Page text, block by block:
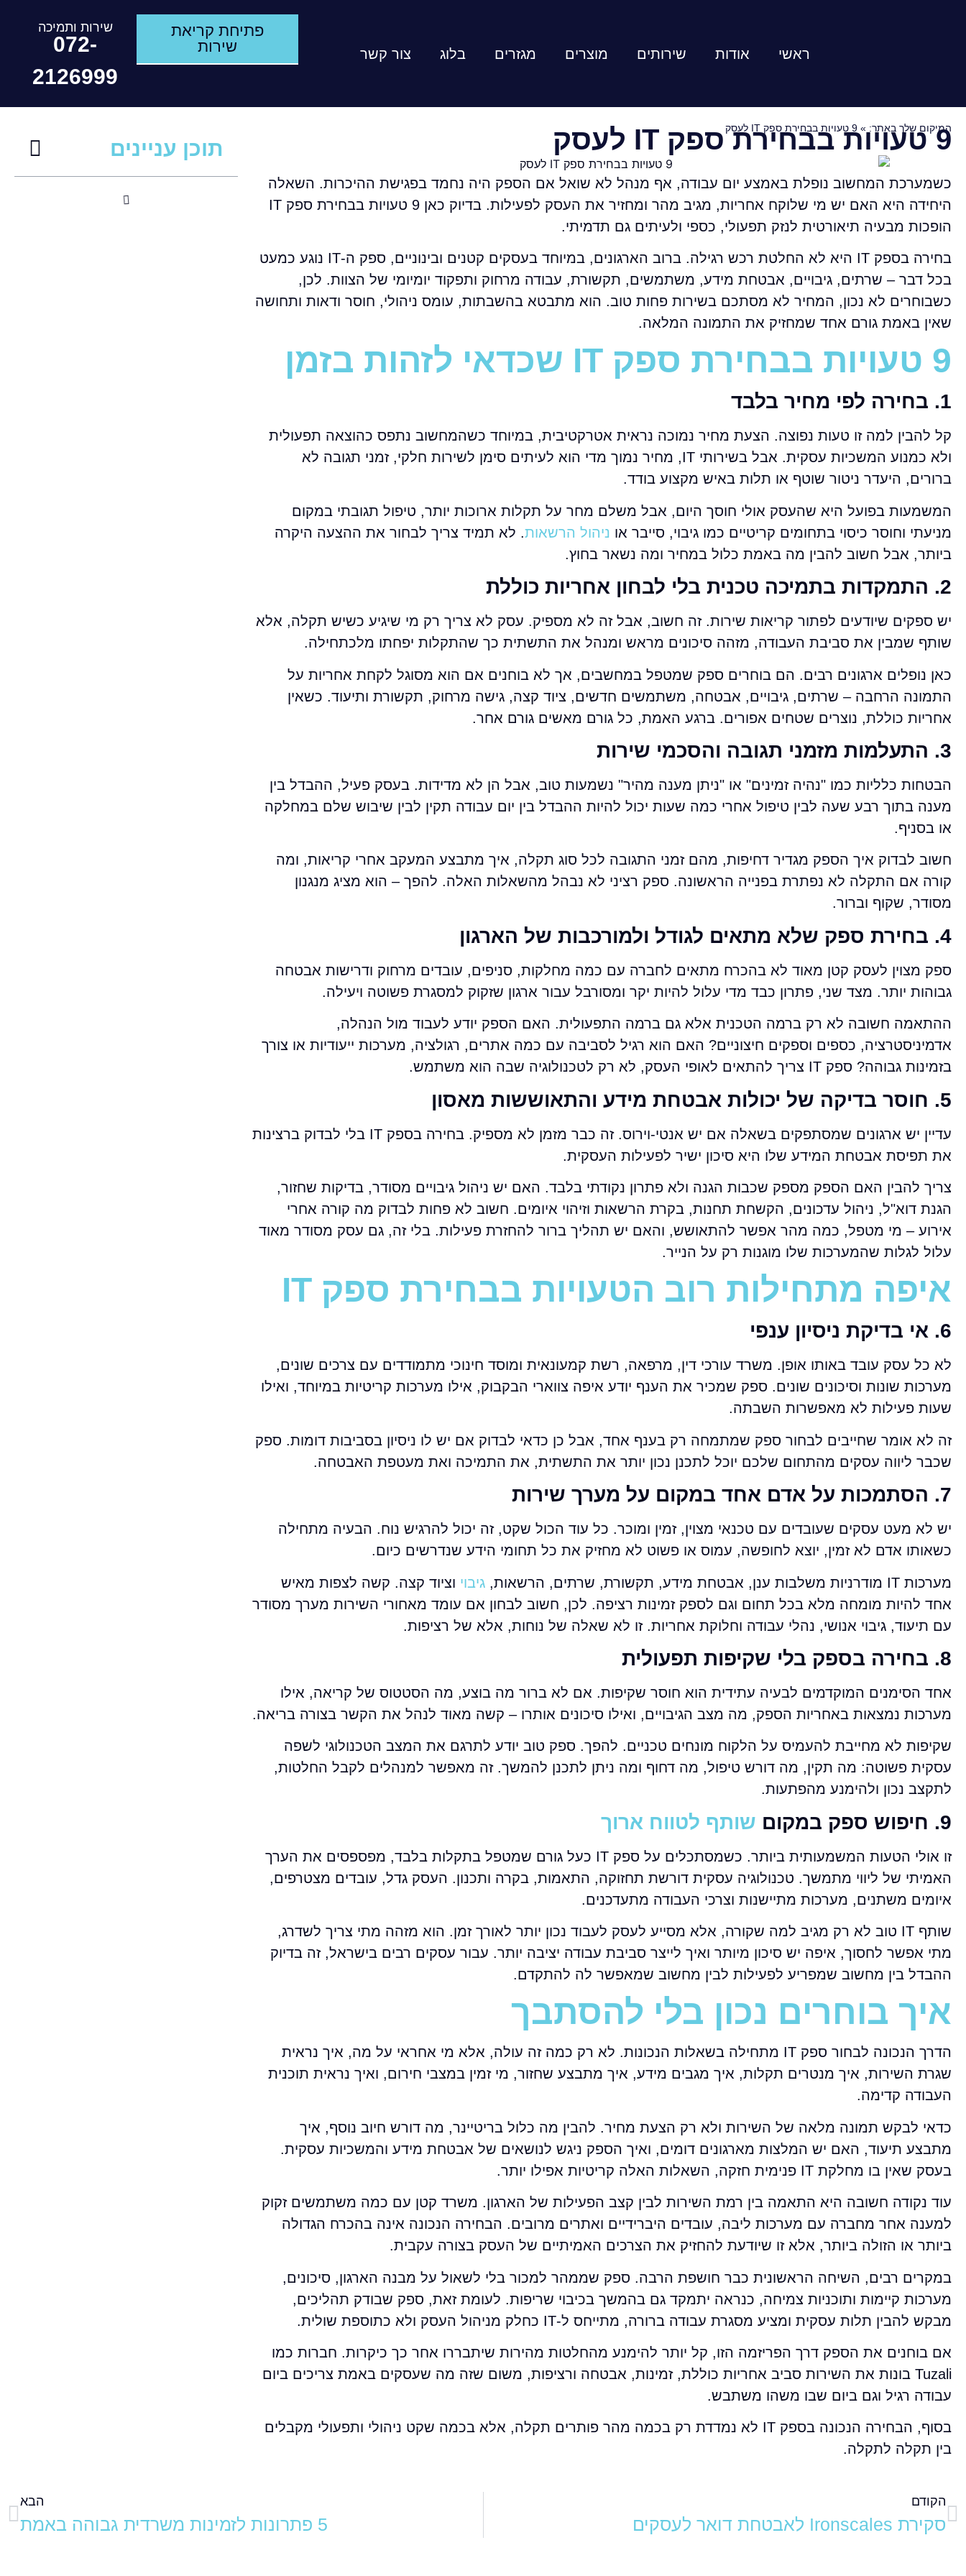
ראשי אודות שירותים מוצרים מגזרים בלוג צור קשר
פתיחת קריאת
שירות
שירות ותמיכה
072-
2126999
המיקום שלך באתר: » 9 טעויות בבחירת ספק IT לעסק 9 טעויות בבחירת ספק IT לעסק
כשמערכת המחשוב נופלת באמצע יום עבודה, אף מנהל לא שואל אם הספק היה נחמד בפגישת ההיכרות. השאלה
היחידה היא האם יש מי שלוקח אחריות, מגיב מהר ומחזיר את העסק לפעילות. בדיוק כאן 9 טעויות בבחירת ספק IT
הופכות מבעיה תיאורטית לנזק תפעולי, כספי ולעיתים גם תדמיתי.
בחירה בספק IT היא לא החלטת רכש רגילה. ברוב הארגונים, במיוחד בעסקים קטנים ובינוניים, ספק ה-IT נוגע כמעט
בכל דבר – שרתים, גיבויים, אבטחת מידע, משתמשים, תקשורת, עבודה מרחוק ותפקוד יומיומי של הצוות. לכן,
כשבוחרים לא נכון, המחיר לא מסתכם בשירות פחות טוב. הוא מתבטא בהשבתות, עומס ניהולי, חוסר ודאות ותחושה
שאין באמת גורם אחד שמחזיק את התמונה המלאה.
9 טעויות בבחירת ספק IT שכדאי לזהות בזמן
1. בחירה לפי מחיר בלבד
קל להבין למה זו טעות נפוצה. הצעת מחיר נמוכה נראית אטרקטיבית, במיוחד כשהמחשוב נתפס כהוצאה תפעולית
ולא כמנוע המשכיות עסקית. אבל בשירותי IT, מחיר נמוך מדי הוא לעיתים סימן לשירות חלקי, זמני תגובה לא
ברורים, היעדר ניטור שוטף או תלות באיש מקצוע בודד.
המשמעות בפועל היא שהעסק אולי חוסך היום, אבל משלם מחר על תקלות ארוכות יותר, טיפול תגובתי במקום
מניעתי וחוסר כיסוי בתחומים קריטיים כמו גיבוי, סייבר או ניהול הרשאות. לא תמיד צריך לבחור את ההצעה היקרה
ביותר, אבל חשוב להבין מה באמת כלול במחיר ומה נשאר בחוץ.
2. התמקדות בתמיכה טכנית בלי לבחון אחריות כוללת
יש ספקים שיודעים לפתור קריאות שירות. זה חשוב, אבל זה לא מספיק. עסק לא צריך רק מי שיגיע כשיש תקלה, אלא
שותף שמבין את סביבת העבודה, מזהה סיכונים מראש ומנהל את התשתית כך שהתקלות יפחתו מלכתחילה.
כאן נופלים ארגונים רבים. הם בוחרים ספק שמטפל במחשבים, אך לא בוחנים אם הוא מסוגל לקחת אחריות על
התמונה הרחבה – שרתים, גיבויים, אבטחה, משתמשים חדשים, ציוד קצה, גישה מרחוק, תקשורת ותיעוד. כשאין
אחריות כוללת, נוצרים שטחים אפורים. ברגע האמת, כל גורם מאשים גורם אחר.
3. התעלמות מזמני תגובה והסכמי שירות
הבטחות כלליות כמו "נהיה זמינים" או "ניתן מענה מהיר" נשמעות טוב, אבל הן לא מדידות. בעסק פעיל, ההבדל בין
מענה בתוך רבע שעה לבין טיפול אחרי כמה שעות יכול להיות ההבדל בין יום עבודה תקין לבין שיבוש שלם במחלקה
או בסניף.
חשוב לבדוק איך הספק מגדיר דחיפות, מהם זמני התגובה לכל סוג תקלה, איך מתבצע המעקב אחרי קריאות, ומה
קורה אם התקלה לא נפתרת בפנייה הראשונה. ספק רציני לא נבהל מהשאלות האלה. להפך – הוא מציג מנגנון
מסודר, שקוף וברור.
4. בחירת ספק שלא מתאים לגודל ולמורכבות של הארגון
ספק מצוין לעסק קטן מאוד לא בהכרח מתאים לחברה עם כמה מחלקות, סניפים, עובדים מרחוק ודרישות אבטחה
גבוהות יותר. מצד שני, פתרון כבד מדי עלול להיות יקר ומסורבל עבור ארגון שזקוק למסגרת פשוטה ויעילה.
ההתאמה חשובה לא רק ברמה הטכנית אלא גם ברמה התפעולית. האם הספק יודע לעבוד מול הנהלה,
אדמיניסטרציה, כספים וספקים חיצוניים? האם הוא רגיל לסביבה עם כמה אתרים, רגולציה, מערכות ייעודיות או צורך
בזמינות גבוהה? ספק IT צריך להתאים לאופי העסק, לא רק לטכנולוגיה שבה הוא משתמש.
5. חוסר בדיקה של יכולות אבטחת מידע והתאוששות מאסון
עדיין יש ארגונים שמסתפקים בשאלה אם יש אנטי-וירוס. זה כבר מזמן לא מספיק. בחירה בספק IT בלי לבדוק ברצינות
את תפיסת אבטחת המידע שלו היא סיכון ישיר לפעילות העסקית.
צריך להבין האם הספק מספק שכבות הגנה ולא פתרון נקודתי בלבד. האם יש ניהול גיבויים מסודר, בדיקות שחזור,
הגנת דוא"ל, ניהול עדכונים, הקשחת תחנות, בקרת הרשאות וזיהוי איומים. חשוב לא פחות לבדוק מה קורה אחרי
אירוע – מי מטפל, כמה מהר אפשר להתאושש, והאם יש תהליך ברור להחזרת פעילות. בלי זה, גם עסק מסודר מאוד
עלול לגלות שהמערכות שלו מוגנות רק על הנייר.
איפה מתחילות רוב הטעויות בבחירת ספק IT
6. אי בדיקת ניסיון ענפי
לא כל עסק עובד באותו אופן. משרד עורכי דין, מרפאה, רשת קמעונאית ומוסד חינוכי מתמודדים עם צרכים שונים,
מערכות שונות וסיכונים שונים. ספק שמכיר את הענף יודע איפה צווארי הבקבוק, אילו מערכות קריטיות במיוחד, ואילו
שעות פעילות לא מאפשרות השבתה.
זה לא אומר שחייבים לבחור ספק שמתמחה רק בענף אחד, אבל כן כדאי לבדוק אם יש לו ניסיון בסביבות דומות. ספק
שכבר ליווה עסקים מהתחום שלכם יוכל לתכנן נכון יותר את התשתית, את התמיכה ואת מעטפת האבטחה.
7. הסתמכות על אדם אחד במקום על מערך שירות
יש לא מעט עסקים שעובדים עם טכנאי מצוין, זמין ומוכר. כל עוד הכול שקט, זה יכול להרגיש נוח. הבעיה מתחילה
כשאותו אדם לא זמין, יוצא לחופשה, עמוס או פשוט לא מחזיק את כל תחומי הידע שנדרשים כיום.
מערכות IT מודרניות משלבות ענן, אבטחת מידע, תקשורת, שרתים, הרשאות, גיבוי וציוד קצה. קשה לצפות מאיש
אחד להיות מומחה מלא בכל תחום וגם לספק זמינות רציפה. לכן, חשוב לבחון אם עומד מאחורי השירות מערך מסודר
עם תיעוד, גיבוי אנושי, נהלי עבודה וחלוקת אחריות. זו לא שאלה של נוחות, אלא של רציפות.
8. בחירה בספק בלי שקיפות תפעולית
אחד הסימנים המוקדמים לבעיה עתידית הוא חוסר שקיפות. אם לא ברור מה בוצע, מה הסטטוס של קריאה, אילו
מערכות נמצאות באחריות הספק, מה מצב הגיבויים, ואילו סיכונים אותרו – קשה מאוד לנהל את הקשר בצורה בריאה.
שקיפות לא מחייבת להעמיס על הלקוח מונחים טכניים. להפך. ספק טוב יודע לתרגם את המצב הטכנולוגי לשפה
עסקית פשוטה: מה תקין, מה דורש טיפול, מה דחוף ומה ניתן לתכנן להמשך. זה מאפשר למנהלים לקבל החלטות,
לתקצב נכון ולהימנע מהפתעות.
9. חיפוש ספק במקום שותף לטווח ארוך
זו אולי הטעות המשמעותית ביותר. כשמסתכלים על ספק IT כעל גורם שמטפל בתקלות בלבד, מפספסים את הערך
האמיתי של ליווי מתמשך. טכנולוגיה עסקית דורשת תחזוקה, התאמות, בקרה ותכנון. העסק גדל, עובדים מצטרפים,
איומים משתנים, מערכות מתיישנות וצרכי העבודה מתעדכנים.
שותף IT טוב לא רק מגיב למה שקורה, אלא מסייע לעסק לעבוד נכון יותר לאורך זמן. הוא מזהה מתי צריך לשדרג,
מתי אפשר לחסוך, איפה יש סיכון מיותר ואיך לייצר סביבת עבודה יציבה יותר. עבור עסקים רבים בישראל, זה בדיוק
ההבדל בין מחשוב שמפריע לפעילות לבין מחשוב שמאפשר לה להתקדם.
איך בוחרים נכון בלי להסתבך
הדרך הנכונה לבחור ספק IT מתחילה בשאלות הנכונות. לא רק כמה זה עולה, אלא מי אחראי על מה, איך נראית
שגרת השירות, איך מנטרים תקלות, איך מגבים מידע, איך מתבצע שחזור, מי זמין במצבי חירום, ואיך נראית תוכנית
העבודה קדימה.
כדאי לבקש תמונה מלאה של השירות ולא רק הצעת מחיר. להבין מה כלול בריטיינר, מה דורש חיוב נוסף, איך
מתבצע תיעוד, האם יש המלצות מארגונים דומים, ואיך הספק ניגש לנושאים של אבטחת מידע והמשכיות עסקית.
בעסק שאין בו מחלקת IT פנימית חזקה, השאלות האלה קריטיות אפילו יותר.
עוד נקודה חשובה היא התאמה בין רמת השירות לבין קצב הפעילות של הארגון. משרד קטן עם כמה משתמשים זקוק
למענה אחר מחברה עם מערכות ליבה, עובדים היברידיים ואתרים מרובים. הבחירה הנכונה אינה בהכרח הגדולה
ביותר או הזולה ביותר, אלא זו שיודעת להחזיק את הצרכים האמיתיים של העסק בצורה עקבית.
במקרים רבים, השיחה הראשונית כבר חושפת הרבה. ספק שממהר למכור בלי לשאול על מבנה הארגון, סיכונים,
מערכות קיימות ותוכניות צמיחה, כנראה יתמקד גם בהמשך בכיבוי שריפות. לעומת זאת, ספק שבודק תהליכים,
מבקש להבין תלות עסקית ומציע מסגרת עבודה ברורה, מתייחס ל-IT כחלק מניהול העסק ולא כתוספת שולית.
אם בוחנים את הספק דרך הפריזמה הזו, קל יותר להימנע מהחלטות מהירות שיתבררו אחר כך כיקרות. חברות כמו
Tuzali בונות את השירות סביב אחריות כוללת, זמינות, אבטחה ורציפות, משום שזה מה שעסקים באמת צריכים ביום
עבודה רגיל וגם ביום שבו משהו משתבש.
בסוף, הבחירה הנכונה בספק IT לא נמדדת רק בכמה מהר פותרים תקלה, אלא בכמה שקט ניהולי ותפעולי מקבלים
בין תקלה לתקלה.
תוכן עניינים
הקודם
סקירת Ironscales לאבטחת דואר לעסקים
הבא
5 פתרונות לזמינות משרדית גבוהה באמת